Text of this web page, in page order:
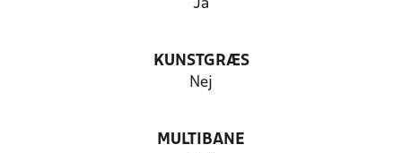
Ja
KUNSTGRÆS
Nej
MULTIBANE